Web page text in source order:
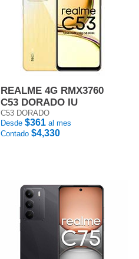
REALME 4G RMX3760
C53 DORADO IU
C53 DORADO
Desde $361 al mes
Contado $4,330